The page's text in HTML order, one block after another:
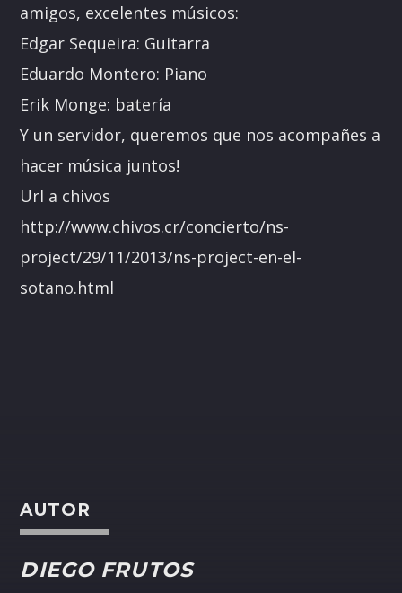
amigos, excelentes músicos:
Edgar Sequeira: Guitarra
Eduardo Montero: Piano
Erik Monge: batería
Y un servidor, queremos que nos acompañes a
hacer música juntos!
Url a chivos
http://www.chivos.cr/concierto/ns-
project/29/11/2013/ns-project-en-el-
sotano.html
AUTOR
DIEGO FRUTOS